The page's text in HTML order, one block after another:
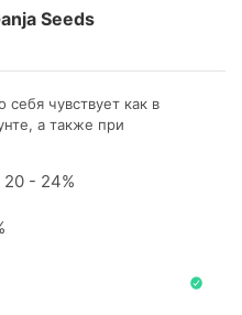
Seeds
чувствует как в
а также при
- 24%